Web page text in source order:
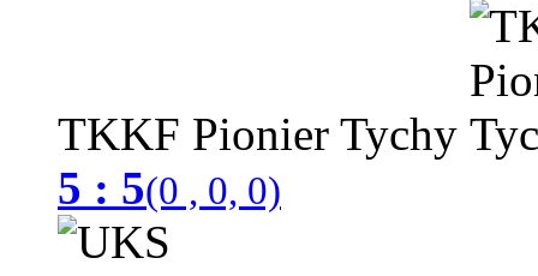
TKKF Pionier Tychy
5 : 5(0 , 0, 0)